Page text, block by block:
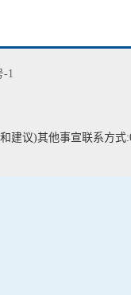
-1
建议)其他事宣联系方式